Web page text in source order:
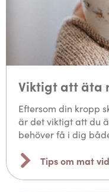
Viktigt att äta
Eftersom din kropp
är det viktigt att du
behöver få i dig
Tips om mat